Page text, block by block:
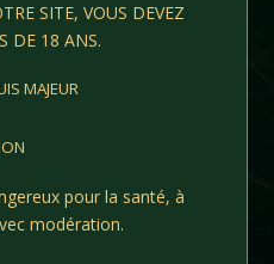
SITE, VOUS DEVEZ
DE 18 ANS.
MAJEUR
pour la santé, à
modération.
empty.